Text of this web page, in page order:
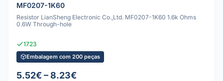
MF0207-1K60
Resistor LianSheng Electronic Co.,Ltd. MF0207-1K60 1.6k Ohms
0.6W Through-hole
1723
Embalagem com 200 peças
5.52€ – 8.23€